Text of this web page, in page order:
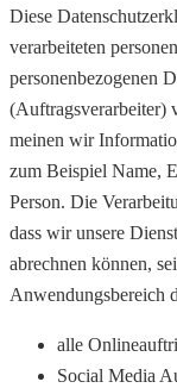
Diese
verarbeiteten
personenbezogenen
(Auftragsverarbeiter)
meinen wir
zum Beispiel Name,
Person. Die
dass wir unsere
abrechnen können,
Anwendungsbereich
alle
Social Media